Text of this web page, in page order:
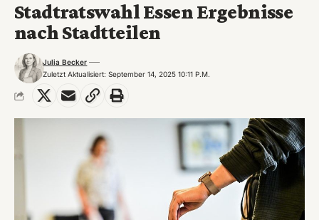
Stadtratswahl Essen Ergebnisse
nach Stadtteilen
Zuletzt Aktualisiert: September 14, 2025 10:11 P.m.
Julia Becker